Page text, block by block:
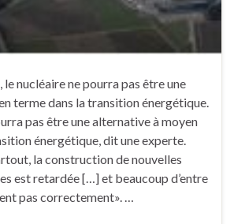
le nucléaire ne pourra pas être une
terme dans la transition énergétique.
pas être une alternative à moyen
énergétique, dit une experte.
la construction de nouvelles
est retardée […] et beaucoup d’entre
pas correctement». …